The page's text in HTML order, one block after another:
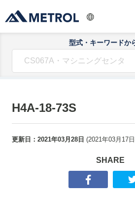
型式・キーワードか
H4A-18-73S
更新日： 2021年03月28日 (2021年03月17日
SHARE